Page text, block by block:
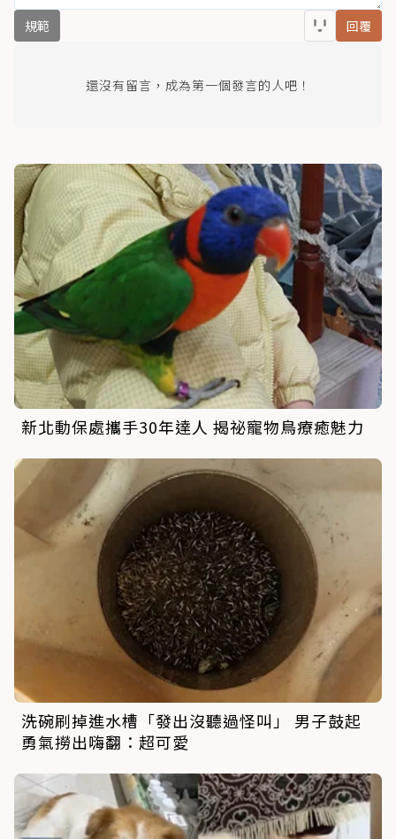
規範 回覆
還沒有留言，成為第一個發言的人吧！
新北動保處攜手30年達人 揭祕寵物鳥療癒魅力
洗碗刷掉進水槽「發出沒聽過怪叫」 男子鼓起
勇氣撈出嗨翻：超可愛